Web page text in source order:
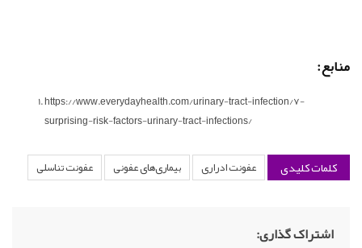
منابع:
https://www.everydayhealth.com/urinary-tract-infection/7-
surprising-risk-factors-urinary-tract-infections/
کلمات کلیدی عفونت ادراری بیماری‌های عفونی عفونت تناسلی
اشتراک گذاری: